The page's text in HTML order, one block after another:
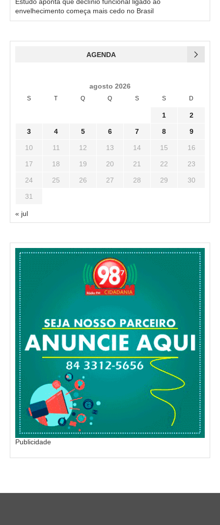
Estudo aponta que declínio funcional ligado ao
envelhecimento começa mais cedo no Brasil
AGENDA
agosto 2026
S T Q Q S S D
1 2
3 4 5 6 7 8 9
10 11 12 13 14 15 16
17 18 19 20 21 22 23
24 25 26 27 28 29 30
31
« jul
Publicidade